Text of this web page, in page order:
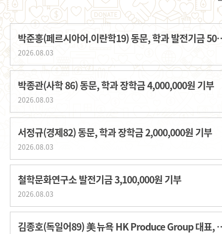
박준홍(페르시아어.이
2026.08.03
박종관(사학 86) 동문, 학과 장학금 4,000,000원 기부
2026.08.03
서정규(경제82) 동문, 학과 장학금 2,000,000원 기부
2026.08.03
철학문화연구소 발전기금 3,100,000원 기부
2026.08.03
김종호(독일어89) 美